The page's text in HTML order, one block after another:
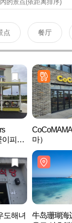
的景点(依距离排序)
点 餐厅
이피었
마）
도해녀
牛岛珊瑚海